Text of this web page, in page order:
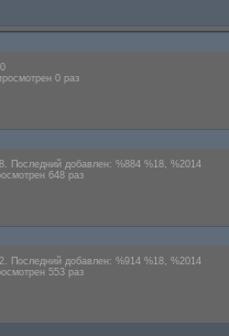
0 раз
Последний добавлен: %884 %18, %2014
648 раз
Последний добавлен: %914 %18, %2014
553 раз